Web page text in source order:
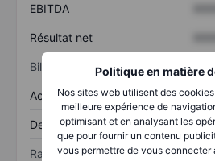
Politique en matière
Nos sites web utilisent des
meilleure expérience de
optimisant et en analysant les
que pour fournir un contenu
vous permettre de vous connecter
EBITDA
Résultat net
Bilan
Actif total
Dette totale
Ratios